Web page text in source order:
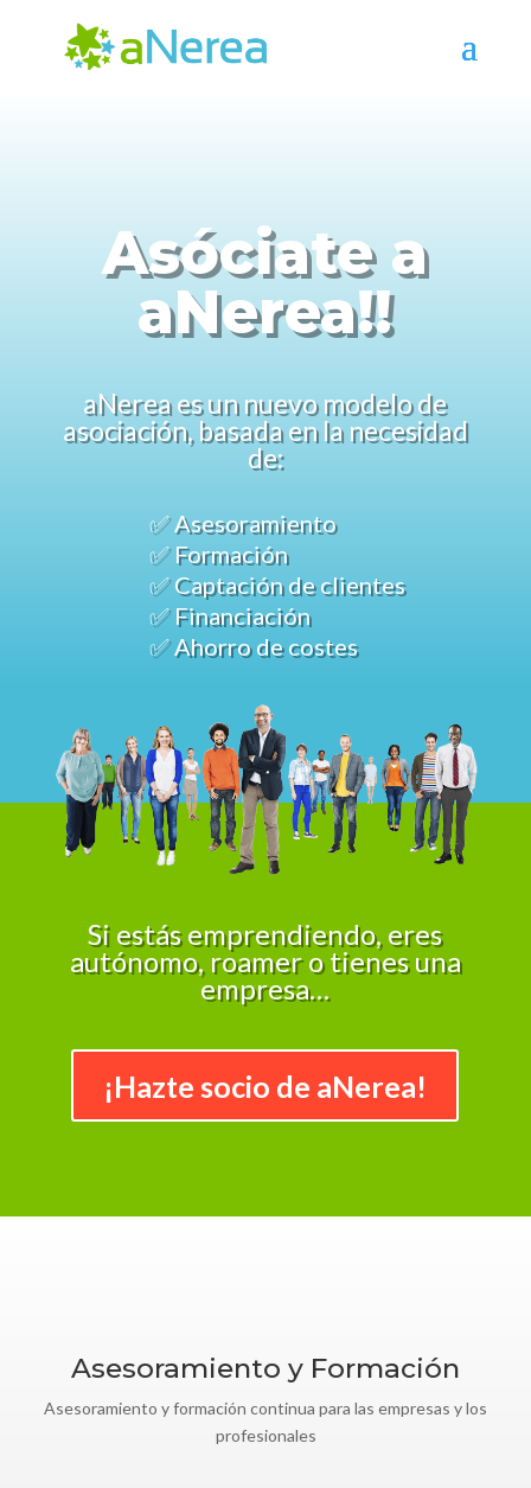
Asóciate a
aNerea!!
aNerea es un nuevo modelo de
asociación, basada en la necesidad
de:
✅ Asesoramiento
✅ Formación
✅ Captación de clientes
✅ Financiación
✅ Ahorro de costes
Si estás emprendiendo, eres
autónomo, roamer o tienes una
empresa…
¡Hazte socio de aNerea!
Asesoramiento y Formación
Asesoramiento y formación continua para las empresas y los
profesionales